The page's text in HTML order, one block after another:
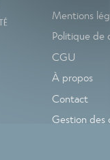
Mentions
Politique de
CGU
À propos
Contact
Gestion des